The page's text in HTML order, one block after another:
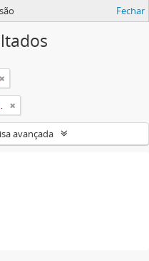
Fechar
(Uremg)
avançada